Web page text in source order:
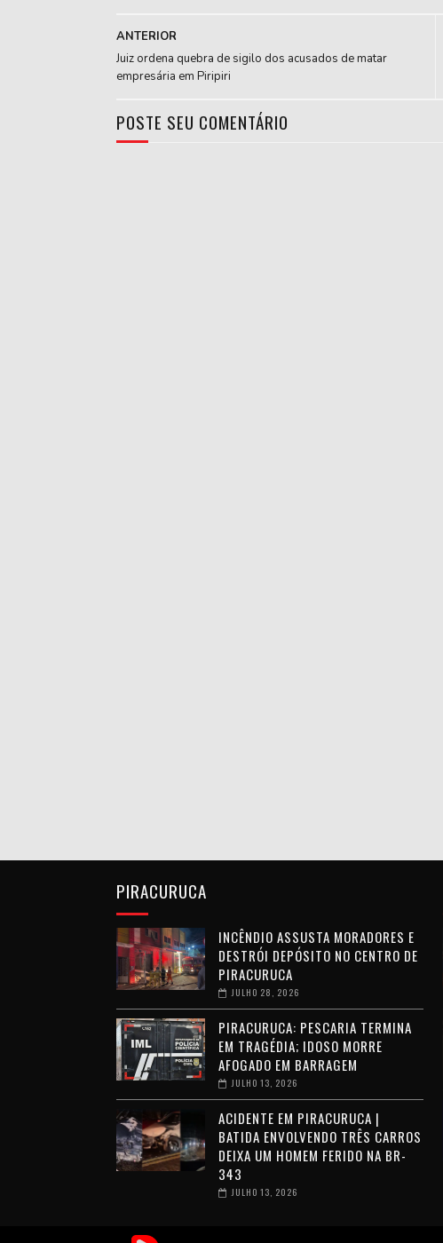
ANTERIOR
Juiz ordena quebra de sigilo dos acusados de matar
empresária em Piripiri
POSTE SEU COMENTÁRIO
PIRACURUCA
INCÊNDIO ASSUSTA MORADORES E
DESTRÓI DEPÓSITO NO CENTRO DE
PIRACURUCA
JULHO 28, 2026
PIRACURUCA: PESCARIA TERMINA
EM TRAGÉDIA; IDOSO MORRE
AFOGADO EM BARRAGEM
JULHO 13, 2026
ACIDENTE EM PIRACURUCA |
BATIDA ENVOLVENDO TRÊS CARROS
DEIXA UM HOMEM FERIDO NA BR-
343
JULHO 13, 2026